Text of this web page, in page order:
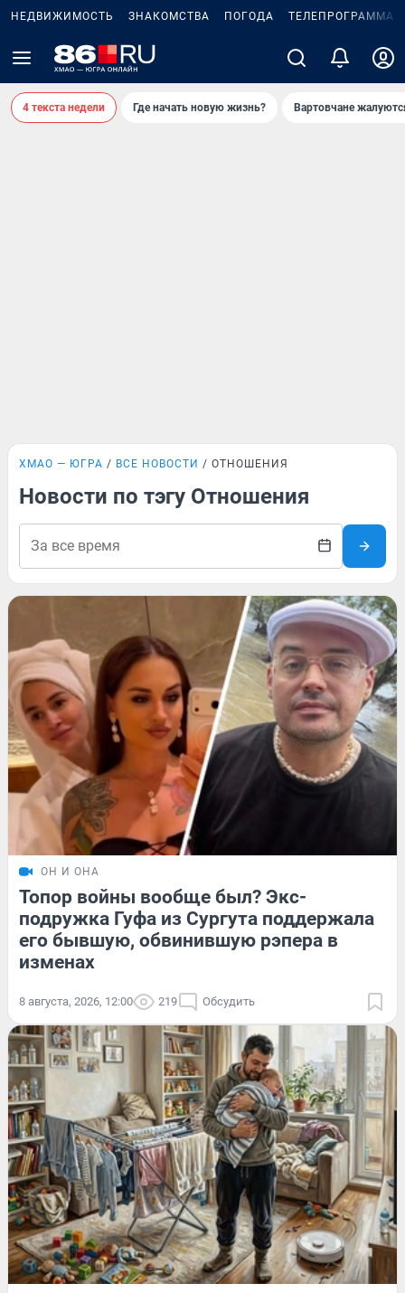
НЕДВИЖИМОСТЬ ЗНАКОМСТВА ПОГОДА ТЕЛЕПРОГРАММА
4 текста недели Где начать новую жизнь? Вартовчане
ХМАО — ЮГРА ВСЕ НОВОСТИ ОТНОШЕНИЯ
Новости по тэгу Отношения
ОН И ОНА
Топор войны вообще был? Экс-
подружка Гуфа из Сургута поддержала
его бывшую, обвинившую рэпера в
изменах
8 августа, 2026, 12:00 219 Обсудить